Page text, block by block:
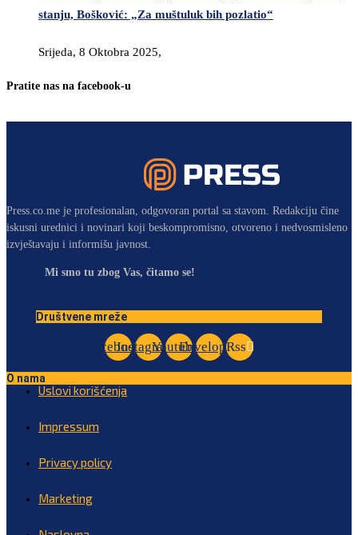
stanju, Bošković: „Za muštuluk bih pozlatio“
Srijeda, 8 Oktobra 2025,
Pratite nas na facebook-u
Press.co.me je profesionalan, odgovoran portal sa stavom. Redakciju čine
iskusni urednici i novinari koji beskompromisno, otvoreno i nedvosmisleno
izvještavaju i informišu javnost.
Mi smo tu zbog Vas, čitamo se!
Društvene mreže
Facebook
InstagramYoutubeEnvelopeRss
O nama
Uslovi korišćenja
Impressum
Privacy policy
Marketing